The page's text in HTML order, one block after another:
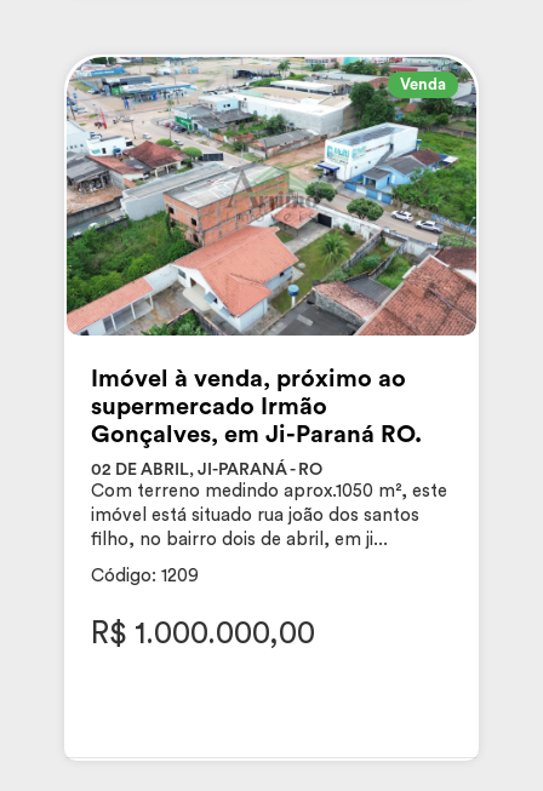
Venda
Imóvel à venda, próximo ao
supermercado Irmão
Gonçalves, em Ji-Paraná RO.
02 DE ABRIL, JI-PARANÁ - RO
Com terreno medindo aprox.1050 m², este
imóvel está situado rua joão dos santos
filho, no bairro dois de abril, em ji...
Código: 1209
R$ 1.000.000,00